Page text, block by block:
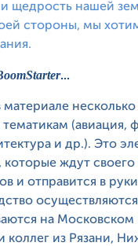
и щедрость нашей
стороны, мы
...
несколько
(авиация,
и др.). Это
ждут своего
и отправится в
на
коллег из Рязани,